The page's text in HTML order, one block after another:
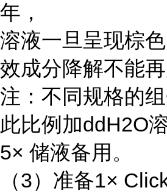
年，
溶液一旦呈现棕
效成分降解不能再
注：不同规格的
此比例加ddH2O
5× 储液备用。
（3）准备1×